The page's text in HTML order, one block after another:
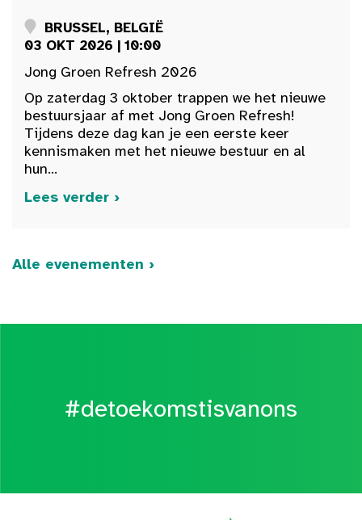
BRUSSEL, BELGIË
03 OKT 2026 | 10:00
Jong Groen Refresh 2026
Op zaterdag 3 oktober trappen we het nieuwe
bestuursjaar af met Jong Groen Refresh!
Tijdens deze dag kan je een eerste keer
kennismaken met het nieuwe bestuur en al
hun...
Lees verder ›
Alle evenementen ›
#detoekomstisvanons